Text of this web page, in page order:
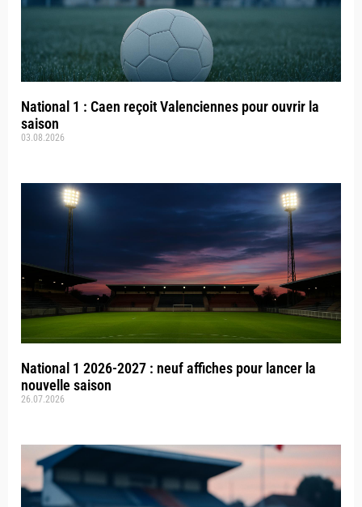
National 1 : Caen reçoit Valenciennes pour ouvrir la
saison
03.08.2026
National 1 2026-2027 : neuf affiches pour lancer la
nouvelle saison
26.07.2026